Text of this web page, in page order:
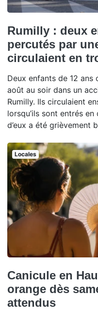
Rumilly : deux
percutés par
circulaient en
Deux enfants de 12
août au soir dans un
Rumilly. Ils circulaient
lorsqu’ils sont entrés
d’eux a été grièvement
Locales
Canicule en
orange dès
attendus